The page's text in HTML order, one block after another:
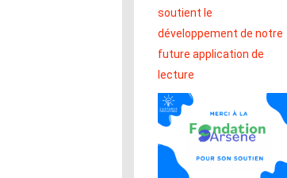
soutient le
développement de notre
future application de
lecture